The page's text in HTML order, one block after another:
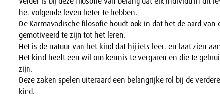
het volgende leven beter te hebben.
De Karmavadische filosofie houdt ook in dat het de aard van
gemotiveerd te zijn tot het leren.
Het is de natuur van het kind dat hij iets leert en laat zien
Het kind heeft een wil om kennis te vergaren en die te
zijn.
Deze zaken spelen uiteraard een belangrijke rol bij de
kind.